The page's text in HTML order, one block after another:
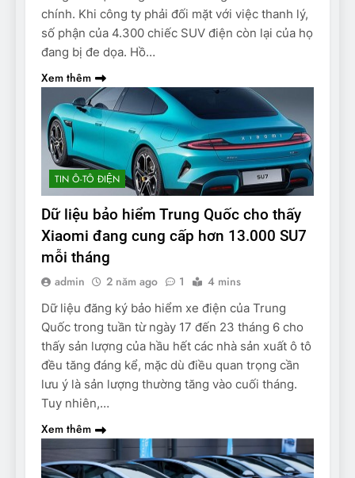
chính. Khi công ty phải đối mặt với việc thanh lý,
số phận của 4.300 chiếc SUV điện còn lại của họ
đang bị đe dọa. Hồ…
Xem thêm
TIN Ô-TÔ ĐIỆN
Dữ liệu bảo hiểm Trung Quốc cho thấy
Xiaomi đang cung cấp hơn 13.000 SU7
mỗi tháng
admin 2 năm ago 1 4 mins
Dữ liệu đăng ký bảo hiểm xe điện của Trung
Quốc trong tuần từ ngày 17 đến 23 tháng 6 cho
thấy sản lượng của hầu hết các nhà sản xuất ô tô
đều tăng đáng kể, mặc dù điều quan trọng cần
lưu ý là sản lượng thường tăng vào cuối tháng.
Tuy nhiên,…
Xem thêm